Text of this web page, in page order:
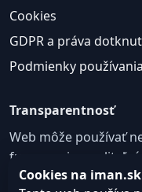
Cookies
GDPR a práva
Podmienky používania
Transparentnosť
Web môže používať
fungovanie a voliteľné
zlepšovanie obsahu
Cookies na iman.sk